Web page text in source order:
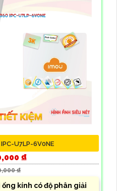
IPC-U7LP-6V0NE
₫
₫
kính có độ phân giải